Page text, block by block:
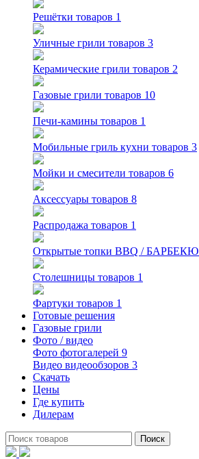
Решётки товаров 1
Уличные грили товаров 3
Керамические грили товаров 2
Газовые грили товаров 10
Печи-камины товаров 1
Мобильные гриль кухни товаров 3
Мойки и смесители товаров 6
Аксессуары товаров 8
Распродажа товаров 1
Открытые топки BBQ / БАРБЕКЮ
Столешницы товаров 1
Фартуки товаров 1
Готовые решения
Газовые грили
Фото / видео
Фото фотогалерей 9
Видео видеообзоров 3
Скачать
Цены
Где купить
Дилерам
Поиск